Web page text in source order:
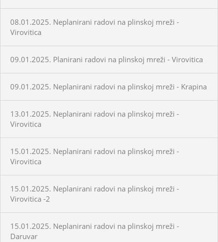
08.01.2025. Neplanirani radovi na plinskoj mreži -
Virovitica
09.01.2025. Planirani radovi na plinskoj mreži - Virovitica
09.01.2025. Neplanirani radovi na plinskoj mreži - Krapina
13.01.2025. Neplanirani radovi na plinskoj mreži -
Virovitica
15.01.2025. Neplanirani radovi na plinskoj mreži -
Virovitica
15.01.2025. Neplanirani radovi na plinskoj mreži -
Virovitica -2
15.01.2025. Neplanirani radovi na plinskoj mreži -
Daruvar